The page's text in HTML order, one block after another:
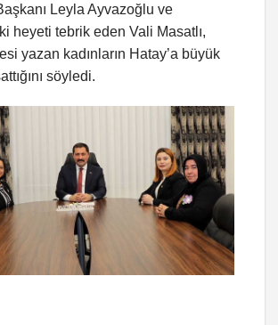
Leyla Ayvazoğlu ve
heyeti tebrik eden Vali Masatlı,
yazan kadınların Hatay’a büyük
söyledi.